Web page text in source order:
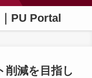
PU Portal
削減を目指し